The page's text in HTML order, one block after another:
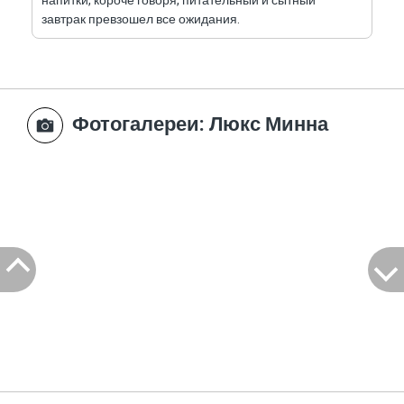
завтрак превзошел все ожидания.
Фотогалереи: Люкс Минна